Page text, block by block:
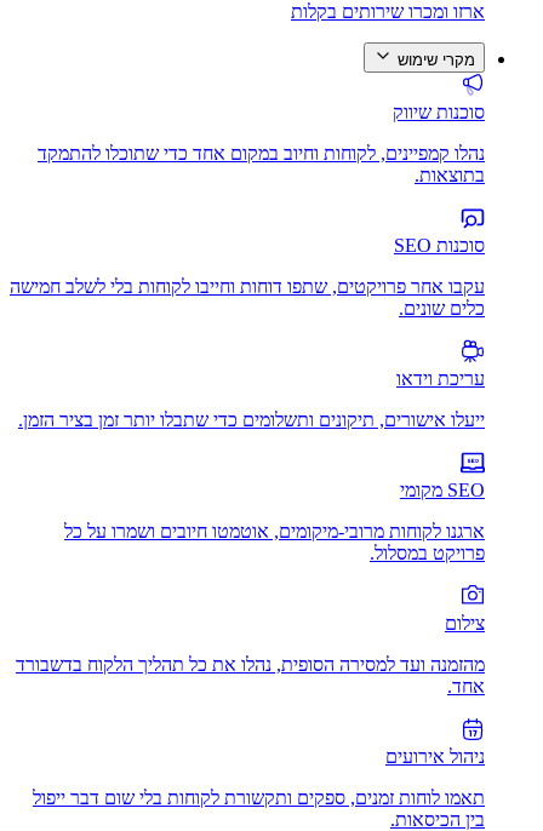
ארזו ומכרו שירותים בקלות
מקרי שימוש
סוכנות שיווק
נהלו קמפיינים, לקוחות וחיוב במקום אחד כדי שתוכלו להתמקד
בתוצאות.
סוכנות SEO
עקבו אחר פרויקטים, שתפו דוחות וחייבו לקוחות בלי לשלב חמישה
כלים שונים.
עריכת וידאו
ייעלו אישורים, תיקונים ותשלומים כדי שתבלו יותר זמן בציר הזמן.
SEO מקומי
ארגנו לקוחות מרובי-מיקומים, אוטמטו חיובים ושמרו על כל
פרויקט במסלול.
צילום
מהזמנה ועד למסירה הסופית, נהלו את כל תהליך הלקוח בדשבורד
אחד.
ניהול אירועים
תאמו לוחות זמנים, ספקים ותקשורת לקוחות בלי שום דבר ייפול
בין הכיסאות.